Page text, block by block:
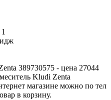
1
389730575 - цена 27044
Kludi Zenta
магазине можно по тел
в корзину.